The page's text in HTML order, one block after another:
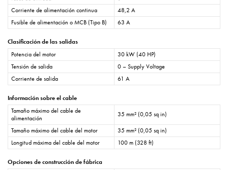
Corriente de alimentación continua
48,2 A
Fusible de alimentación o MCB (Tipo B)
63 A
Clasificación de las salidas
Potencia del motor
30 kW (40 HP)
Tensión de salida
0 – Supply Voltage
Corriente de salida
61 A
Información sobre el cable
Tamaño máximo del cable de
alimentación
35 mm² (0,05 sq in)
Tamaño máximo del cable del motor
35 mm² (0,05 sq in)
Longitud máxima del cable del motor
100 m (328 ft)
Opciones de construcción de fábrica